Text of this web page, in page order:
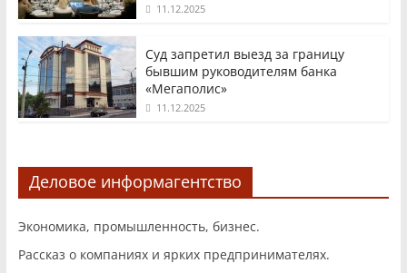
11.12.2025
Суд запретил выезд за границу
бывшим руководителям банка
«Мегаполис»
11.12.2025
Деловое информагентство
Экономика, промышленность, бизнес.
Рассказ о компаниях и ярких предпринимателях.